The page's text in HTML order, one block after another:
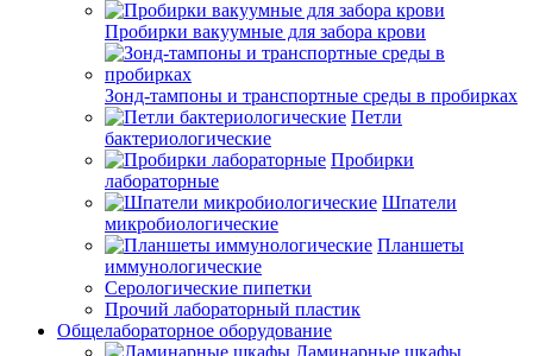
Пробирки вакуумные для забора крови
Зонд-тампоны и транспортные среды в пробирках
Петли
бактериологические
Пробирки
лабораторные
Шпатели
микробиологические
Планшеты
иммунологические
Серологические пипетки
Прочий лабораторный пластик
Общелабораторное оборудование
Ламинарные шкафы